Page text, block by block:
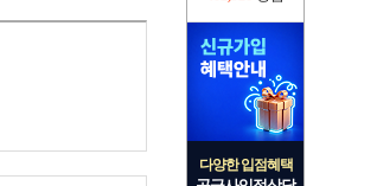
다양한 입점혜택